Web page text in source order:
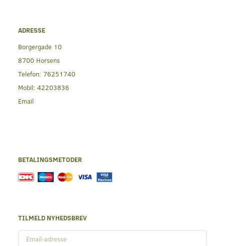
ADRESSE
Borgergade 10
8700 Horsens
Telefon: 76251740
Mobil: 42203836
Email
BETALINGSMETODER
TILMELD NYHEDSBREV
adresse